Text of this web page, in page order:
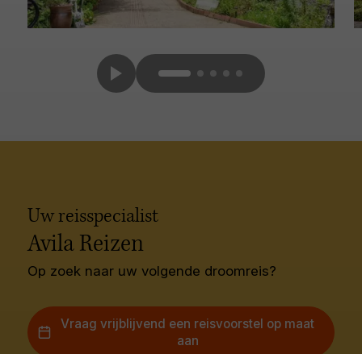
Uw reisspecialist
Avila Reizen
Op zoek naar uw volgende droomreis?
Vraag vrijblijvend een reisvoorstel op maat
aan